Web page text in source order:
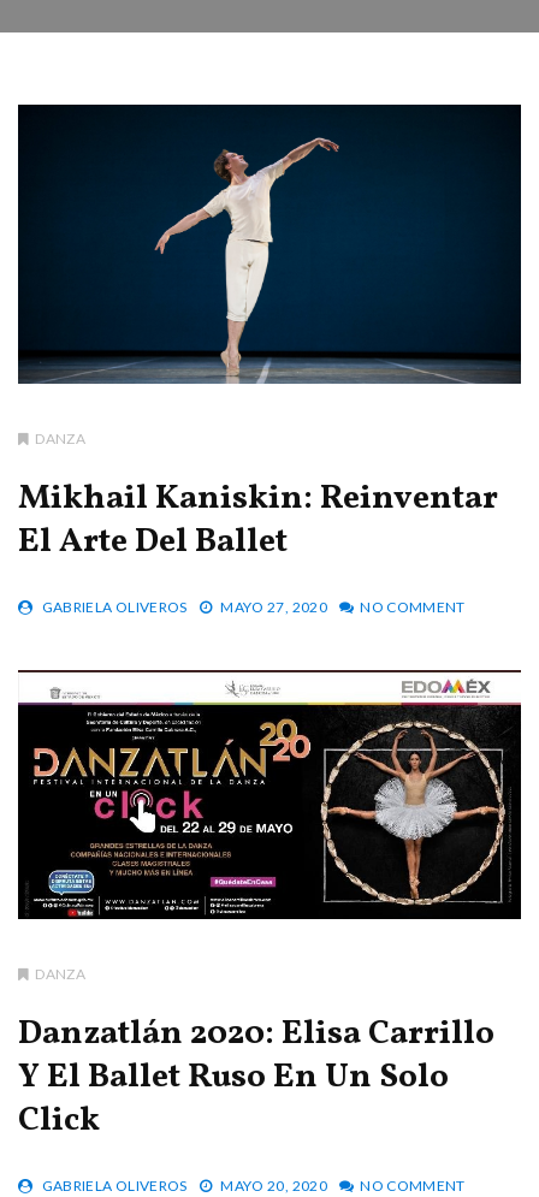
DANZA
Mikhail Kaniskin: Reinventar
El Arte Del Ballet
GABRIELA OLIVEROS MAYO 27, 2020 NO COMMENT
DANZA
Danzatlán 2020: Elisa Carrillo
Y El Ballet Ruso En Un Solo
Click
GABRIELA OLIVEROS MAYO 20, 2020 NO COMMENT